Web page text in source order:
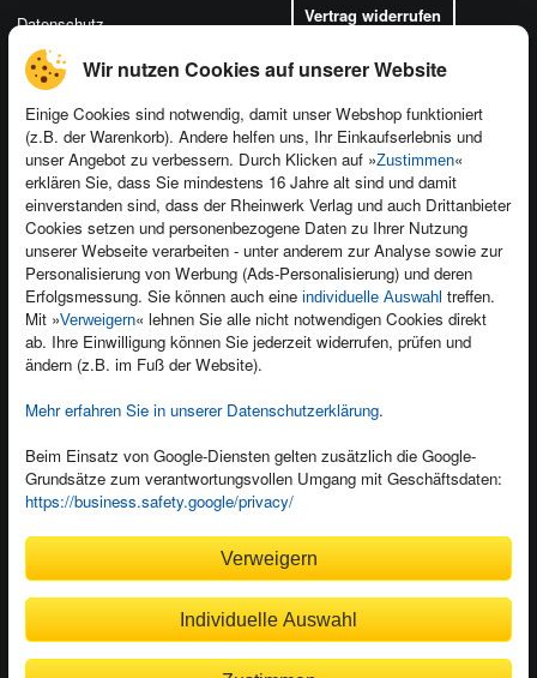
Wir nutzen Cookies auf unserer Website
Einige Cookies sind notwendig, damit unser Webshop funktioniert
(z.B. der Warenkorb). Andere helfen uns, Ihr Einkaufserlebnis und
unser Angebot zu verbessern. Durch Klicken auf »Zustimmen«
erklären Sie, dass Sie mindestens 16 Jahre alt sind und damit
einverstanden sind, dass der Rheinwerk Verlag und auch Drittanbieter
Cookies setzen und personenbezogene Daten zu Ihrer Nutzung
unserer Webseite verarbeiten - unter anderem zur Analyse sowie zur
Personalisierung von Werbung (Ads-Personalisierung) und deren
Erfolgsmessung. Sie können auch eine individuelle Auswahl treffen.
Mit »Verweigern« lehnen Sie alle nicht notwendigen Cookies direkt
ab. Ihre Einwilligung können Sie jederzeit widerrufen, prüfen und
ändern (z.B. im Fuß der Website).
Mehr erfahren Sie in unserer Datenschutzerklärung.
Beim Einsatz von Google-Diensten gelten zusätzlich die Google-
Grundsätze zum verantwortungsvollen Umgang mit Geschäftsdaten:
https://business.safety.google/privacy/
Verweigern
Individuelle Auswahl
Kontakt
Newsletter
Für Unternehmen
Presseservice
Dozentenservice
Produktfeedback
Foreign Rights
Ein Buch schreiben
Datenschutz
Vertrag widerrufen
Kundenservice
Wir sind gerne für Sie da!
service@rheinwerk-verlag.de
Rechnung Bankeinzug